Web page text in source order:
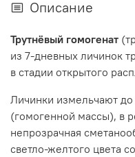
Описание
Трутнёвый гомогенат
из 7-дневных личинок
в стадии открытого
Личинки измельчают
(гомогенной массы), в
непрозрачная
светло-желтого цвета